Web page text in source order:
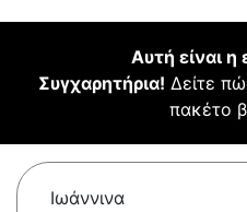
Αυτή είναι η
Συγχαρητήρια! Δείτε
πακέτο
Ιωάννινα